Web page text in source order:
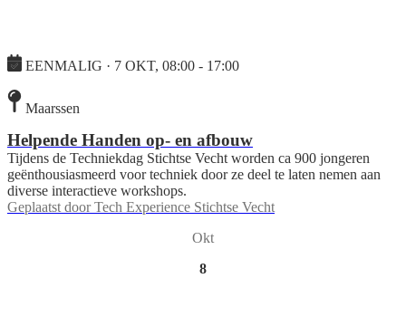
EENMALIG · 7 OKT, 08:00 - 17:00
Maarssen
Helpende Handen op- en afbouw
Tijdens de Techniekdag Stichtse Vecht worden ca 900 jongeren
geënthousiasmeerd voor techniek door ze deel te laten nemen aan
diverse interactieve workshops.
Geplaatst door Tech Experience Stichtse Vecht
Okt
8